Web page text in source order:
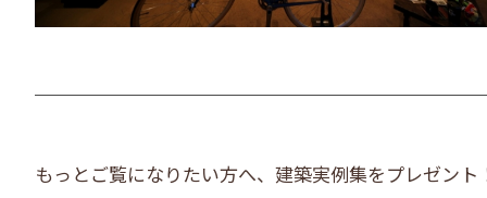
もっとご覧になりたい方へ、建築実例集をプレゼント